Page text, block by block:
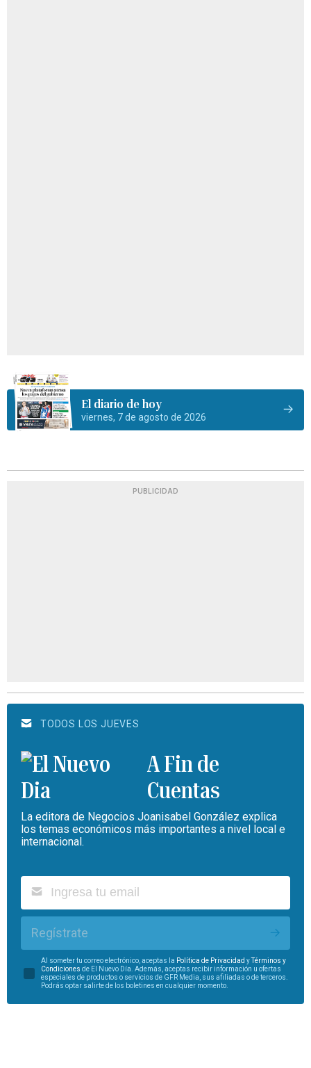
El diario de hoy
viernes, 7 de agosto de 2026
PUBLICIDAD
TODOS LOS JUEVES
A Fin de
Cuentas
La editora de Negocios Joanisabel González explica
los temas económicos más importantes a nivel local e
internacional.
Regístrate
Al someter tu correo electrónico, aceptas la Política de Privacidad yTérminos y
Condiciones de El Nuevo Día. Además, aceptas recibir información u ofertas
especiales de productos o servicios de GFR Media, sus afiliadas o de terceros.
Podrás optar salirte de los boletines en cualquier momento.